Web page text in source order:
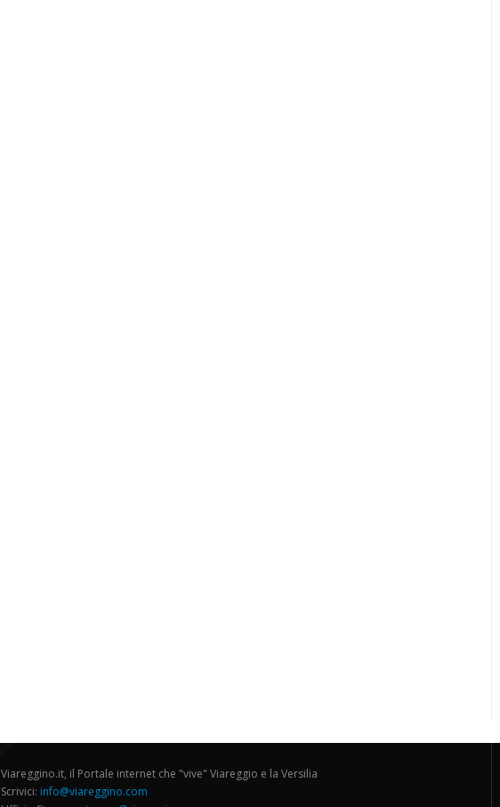
Viareggino.it, il Portale internet che "vive" Viareggio e la Versilia
Scrivici: info@viareggino.com